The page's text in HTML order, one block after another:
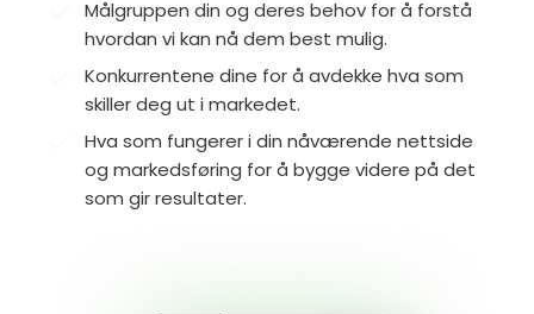
Målgruppen din og deres behov for å forstå
hvordan vi kan nå dem best mulig.﻿
Konkurrentene dine for å avdekke hva som
skiller deg ut i markedet.
Hva som fungerer i din nåværende nettside
og markedsføring for å bygge videre på det
som gir resultater.